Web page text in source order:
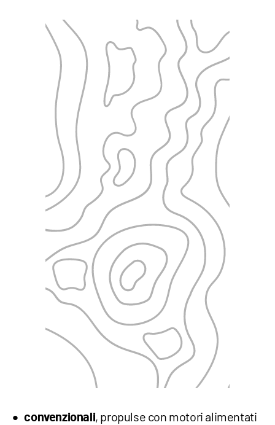
convenzionali, propulse con motori alimentati